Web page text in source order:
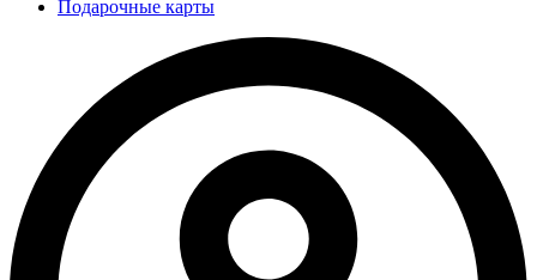
Подарочные карты